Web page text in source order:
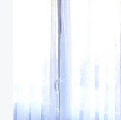
Revitalizace